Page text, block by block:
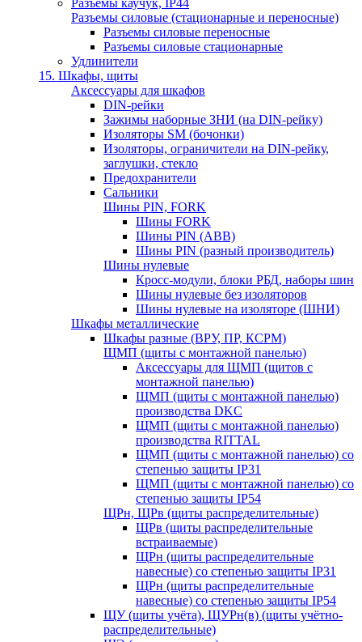
Разъемы каучук, IP44
Разъемы силовые (стационарные и переносные)
Разъемы силовые переносные
Разъемы силовые стационарные
Удлинители
15. Шкафы, щиты
Аксессуары для шкафов
DIN-рейки
Зажимы наборные ЗНИ (на DIN-рейку)
Изоляторы SM (бочонки)
Изоляторы, ограничители на DIN-рейку,
заглушки, стекло
Предохранители
Сальники
Шины PIN, FORK
Шины FORK
Шины PIN (АВВ)
Шины PIN (разный производитель)
Шины нулевые
Кросс-модули, блоки РБД, наборы шин
Шины нулевые без изоляторов
Шины нулевые на изоляторе (ШНИ)
Шкафы металлические
Шкафы разные (ВРУ, ПР, КСРМ)
ЩМП (щиты с монтажной панелью)
Аксессуары для ЩМП (щитов с
монтажной панелью)
ЩМП (щиты с монтажной панелью)
производства DKC
ЩМП (щиты с монтажной панелью)
производства RITTAL
ЩМП (щиты с монтажной панелью) со
степенью защиты IP31
ЩМП (щиты с монтажной панелью) со
степенью защиты IP54
ЩРн, ЩРв (щиты распределительные)
ЩРв (щиты распределительные
встраиваемые)
ЩРн (щиты распределительные
навесные) со степенью защиты IP31
ЩРн (щиты распределительные
навесные) со степенью защиты IP54
ЩУ (щиты учёта), ЩУРн(в) (щиты учётно-
распределительные)